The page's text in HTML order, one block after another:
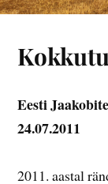
Eesti
24.07.2011
2011. aastal